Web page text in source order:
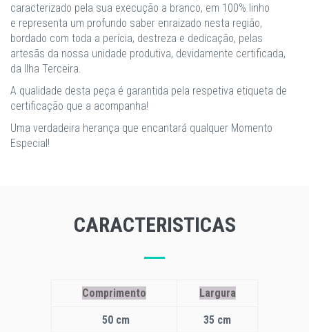
caracterizado pela sua execução a branco, em 100% linho
e representa um profundo saber enraizado nesta região,
bordado com toda a perícia, destreza e dedicação, pelas
artesãs da nossa unidade produtiva, devidamente certificada,
da Ilha Terceira.
A qualidade desta peça é garantida pela respetiva etiqueta de
certificação que a acompanha!
Uma verdadeira herança que encantará qualquer Momento
Especial!
CARACTERISTICAS
Comprimento Largura
50 cm 35 cm